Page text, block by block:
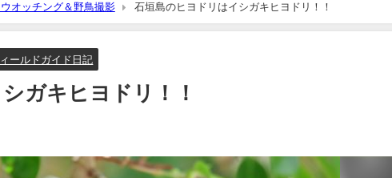
オッチング＆野鳥撮影 石垣島のヒヨドリはイシガキヒヨドリ！！
ールドガイド日記
ガキヒヨドリ！！